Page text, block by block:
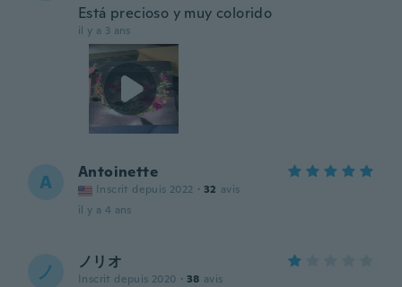
Está precioso y muy colorido
il y a 3 ans
A Antoinette
Inscrit depuis 2022 · 32 avis
il y a 4 ans
ノ ノリオ
Inscrit depuis 2020 · 38 avis